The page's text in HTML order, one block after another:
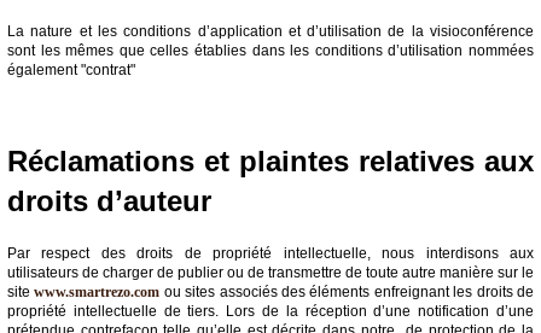
La nature et les conditions d’application et d’utilisation de la visioconférence
sont les mêmes que celles établies dans les conditions d’utilisation nommées
également "contrat"
Réclamations et plaintes relatives aux
droits d’auteur
Par respect des droits de propriété intellectuelle, nous interdisons aux
utilisateurs de charger de publier ou de transmettre de toute autre manière sur le
sitewww.smartrezo.com ou sites associés des éléments enfreignant les droits de
propriété intellectuelle de tiers. Lors de la réception d’une notification d’une